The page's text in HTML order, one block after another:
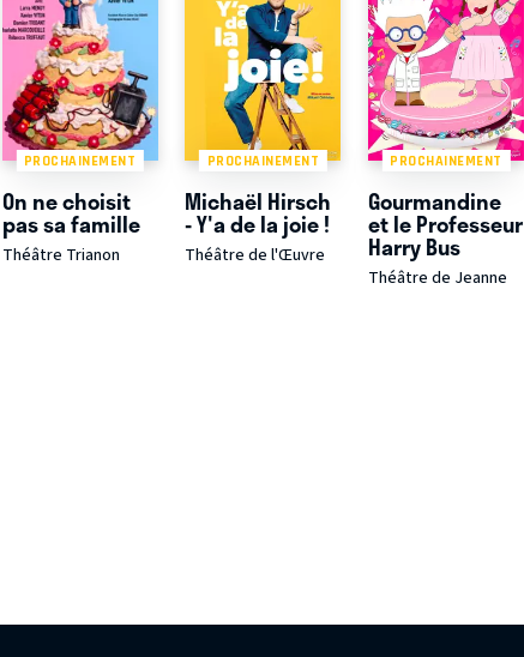
PROCHAINEMENT
On ne choisit
pas sa famille
Théâtre Trianon
PROCHAINEMENT
Michaël Hirsch
- Y'a de la joie !
Théâtre de l'Œuvre
PROCHAINEMENT
Gourmandine
et le Professeur
Harry Bus
Théâtre de Jeanne